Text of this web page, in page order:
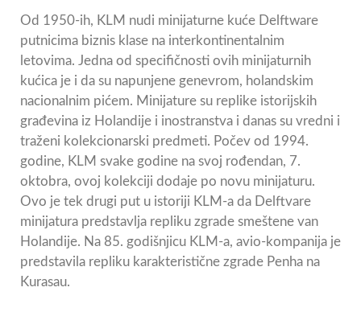
Od 1950-ih, KLM nudi minijaturne kuće Delftware
putnicima biznis klase na interkontinentalnim
letovima. Jedna od specifičnosti ovih minijaturnih
kućica je i da su napunjene genevrom, holandskim
nacionalnim pićem. Minijature su replike istorijskih
građevina iz Holandije i inostranstva i danas su vredni i
traženi kolekcionarski predmeti. Počev od 1994.
godine, KLM svake godine na svoj rođendan, 7.
oktobra, ovoj kolekciji dodaje po novu minijaturu.
Ovo je tek drugi put u istoriji KLM-a da Delftvare
minijatura predstavlja repliku zgrade smeštene van
Holandije. Na 85. godišnjicu KLM-a, avio-kompanija je
predstavila repliku karakteristične zgrade Penha na
Kurasau.